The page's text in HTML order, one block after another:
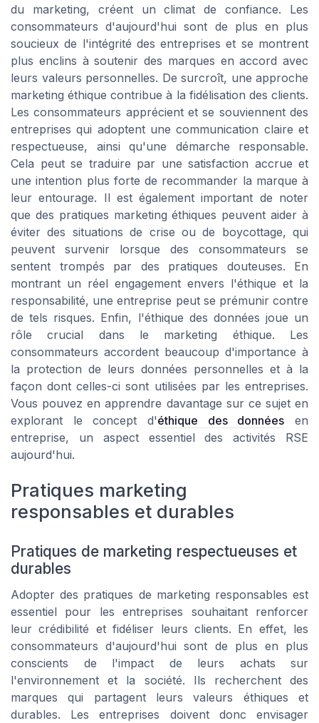
du marketing, créent un climat de confiance. Les
consommateurs d'aujourd'hui sont de plus en plus
soucieux de l'intégrité des entreprises et se montrent
plus enclins à soutenir des marques en accord avec
leurs valeurs personnelles. De surcroît, une approche
marketing éthique contribue à la fidélisation des clients.
Les consommateurs apprécient et se souviennent des
entreprises qui adoptent une communication claire et
respectueuse, ainsi qu'une démarche responsable.
Cela peut se traduire par une satisfaction accrue et
une intention plus forte de recommander la marque à
leur entourage. Il est également important de noter
que des pratiques marketing éthiques peuvent aider à
éviter des situations de crise ou de boycottage, qui
peuvent survenir lorsque des consommateurs se
sentent trompés par des pratiques douteuses. En
montrant un réel engagement envers l'éthique et la
responsabilité, une entreprise peut se prémunir contre
de tels risques. Enfin, l'éthique des données joue un
rôle crucial dans le marketing éthique. Les
consommateurs accordent beaucoup d'importance à
la protection de leurs données personnelles et à la
façon dont celles-ci sont utilisées par les entreprises.
Vous pouvez en apprendre davantage sur ce sujet en
explorant le concept d'éthique des données en
entreprise, un aspect essentiel des activités RSE
aujourd'hui.
Pratiques marketing
responsables et durables
Pratiques de marketing respectueuses et
durables
Adopter des pratiques de marketing responsables est
essentiel pour les entreprises souhaitant renforcer
leur crédibilité et fidéliser leurs clients. En effet, les
consommateurs d'aujourd'hui sont de plus en plus
conscients de l'impact de leurs achats sur
l'environnement et la société. Ils recherchent des
marques qui partagent leurs valeurs éthiques et
durables. Les entreprises doivent donc envisager